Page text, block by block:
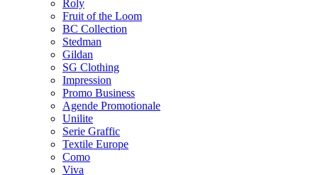
Roly
Fruit of the Loom
BC Collection
Stedman
Gildan
SG Clothing
Impression
Promo Business
Agende Promotionale
Unilite
Serie Graffic
Textile Europe
Como
Viva